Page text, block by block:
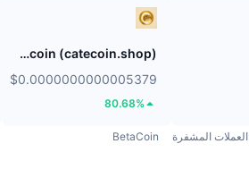
Catecoin (catecoin.shop)
$0.0000000000005379
80.68%
العملات المشفرة BetaCoin